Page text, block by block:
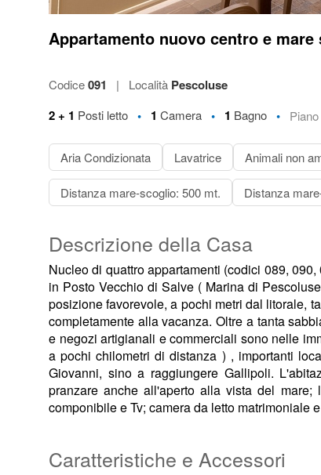
Appartamento nuovo centro e mare
Codice091 | Località Pescoluse
2 + 1 Posti letto • 1 Camera • 1 Bagno •
Aria Condizionata Lavatrice Animali non
Distanza mare-scoglio: 500 mt. Distanza
Descrizione della Casa
Nucleo di quattro appartamenti (codici 089,
in Posto Vecchio di Salve ( Marina di
posizione favorevole, a pochi metri dal litorale,
completamente alla vacanza. Oltre a tanta
e negozi artigianali e commerciali sono nelle
a pochi chilometri di distanza ) , importanti
Giovanni, sino a raggiungere Gallipoli.
pranzare anche all'aperto alla vista del
componibile e Tv; camera da letto matrimoniale
Caratteristiche e Accessori